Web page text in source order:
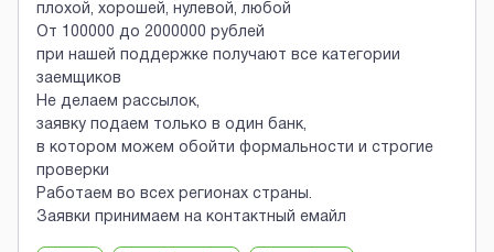
плохой, хорошей, нулевой, любой
От 100000 до 2000000 рублей
при нашей поддержке получают все категории
заемщиков
Не делаем рассылок,
заявку подаем только в один банк,
в котором можем обойти формальности и строгие
проверки
Работаем во всех регионах страны.
Заявки принимаем на контактный емайл